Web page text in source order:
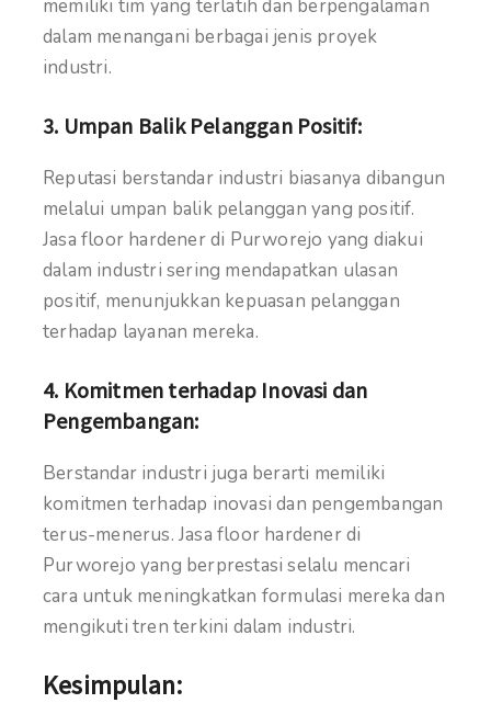
memiliki tim yang terlatih dan berpengalaman
dalam menangani berbagai jenis proyek
industri.
3. Umpan Balik Pelanggan Positif:
Reputasi berstandar industri biasanya dibangun
melalui umpan balik pelanggan yang positif.
Jasa floor hardener di Purworejo yang diakui
dalam industri sering mendapatkan ulasan
positif, menunjukkan kepuasan pelanggan
terhadap layanan mereka.
4. Komitmen terhadap Inovasi dan
Pengembangan:
Berstandar industri juga berarti memiliki
komitmen terhadap inovasi dan pengembangan
terus-menerus. Jasa floor hardener di
Purworejo yang berprestasi selalu mencari
cara untuk meningkatkan formulasi mereka dan
mengikuti tren terkini dalam industri.
Kesimpulan: